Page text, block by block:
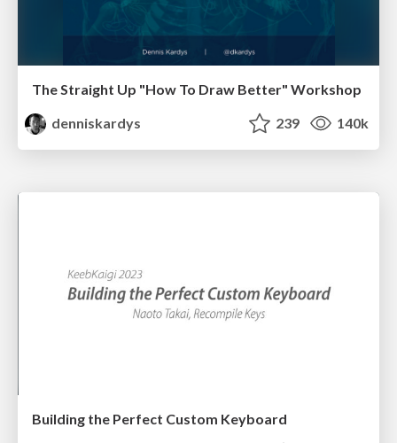
The Straight Up "How To Draw Better" Workshop
denniskardys
239 140k
Building the Perfect Custom Keyboard